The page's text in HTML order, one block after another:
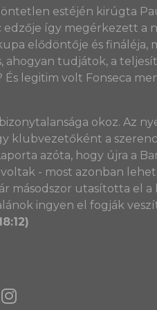
estéjén kirúgta
így megérkezett a
elődöntője és fináléja,
tudjátok, a
legitim volt Fonseca
okoz. Az
klubvezetőként a
azóta, hogy újra a
- most azonban
másodszor utasította el a
ingyen el fogják